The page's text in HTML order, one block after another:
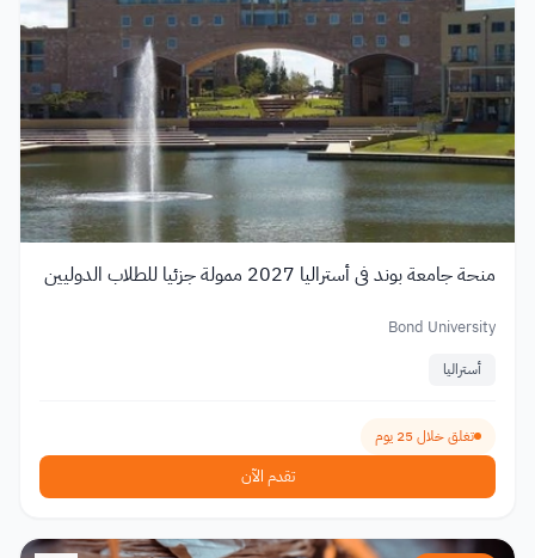
منحة جامعة بوند في أستراليا 2027 ممولة جزئيا للطلاب الدوليين
Bond University
أستراليا
تغلق خلال 25 يوم
تقدم الآن